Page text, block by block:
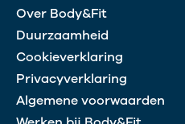
Over Body&Fit
Duurzaamheid
Cookieverklaring
Privacyverklaring
Algemene voorwaarden